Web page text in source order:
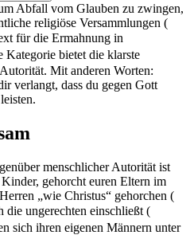
Abfall vom Glauben zu zwingen,
religiöse Versammlungen (
für die Ermahnung in
Kategorie bietet die klarste
Mit anderen Worten:
verlangt, dass du gegen Gott
menschlicher Autorität ist
gehorcht euren Eltern im
„wie Christus“ gehorchen (
die ungerechten einschließt (
sich ihren eigenen Männern unter